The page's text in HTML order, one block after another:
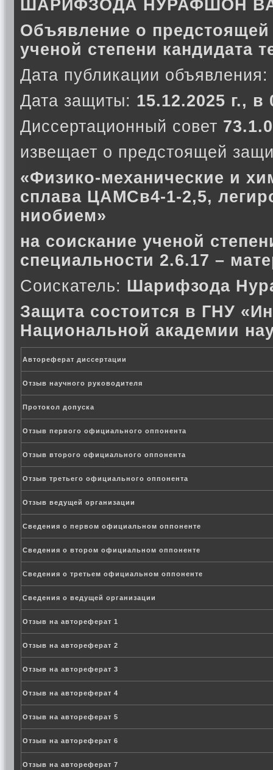
ШАРИФЗОДА НУРАФШОН
Объявление о предстоящей
ученой степени кандидата
Дата публикации объявления:
Дата защиты: 15.12.2025 г., в
Диссертационный совет
извещает о предстоящей
«Физико-механические и
сплава ЦАМСв4-1-2,5,
ниобием»
на соискание ученой
специальности 2.6.17 –
Соискатель: Шарифзода
Защита состоится в ГНУ
Национальной академии
Автореферат диссертации
Отзыв научного руководителя
Протокол допуска
Отзыв первого официального оппонента
Отзыв второго официального оппонента
Отзыв третьего официального оппонента
Отзыв ведущей организации
Сведения о первом официальном оппоненте
Сведения о втором официальном оппоненте
Сведения о третьем официальном оппоненте
Сведения о ведущей организации
Отзыв на автореферат 1
Отзыв на автореферат 2
Отзыв на автореферат 3
Отзыв на автореферат 4
Отзыв на автореферат 5
Отзыв на автореферат 6
Отзыв на автореферат 7